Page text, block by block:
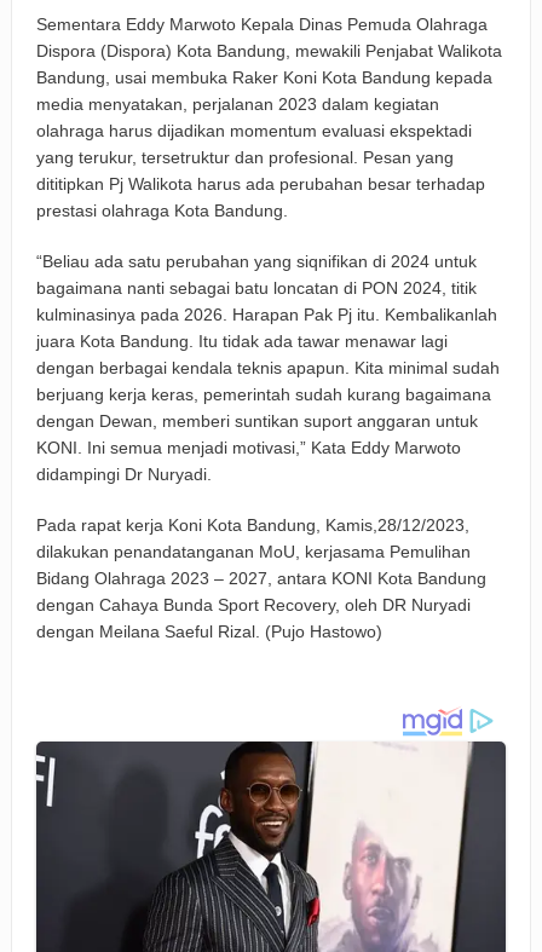
Sementara Eddy Marwoto Kepala Dinas Pemuda Olahraga
Dispora (Dispora) Kota Bandung, mewakili Penjabat Walikota
Bandung, usai membuka Raker Koni Kota Bandung kepada
media menyatakan, perjalanan 2023 dalam kegiatan
olahraga harus dijadikan momentum evaluasi ekspektadi
yang terukur, tersetruktur dan profesional. Pesan yang
dititipkan Pj Walikota harus ada perubahan besar terhadap
prestasi olahraga Kota Bandung.
“Beliau ada satu perubahan yang siqnifikan di 2024 untuk
bagaimana nanti sebagai batu loncatan di PON 2024, titik
kulminasinya pada 2026. Harapan Pak Pj itu. Kembalikanlah
juara Kota Bandung. Itu tidak ada tawar menawar lagi
dengan berbagai kendala teknis apapun. Kita minimal sudah
berjuang kerja keras, pemerintah sudah kurang bagaimana
dengan Dewan, memberi suntikan suport anggaran untuk
KONI. Ini semua menjadi motivasi,” Kata Eddy Marwoto
didampingi Dr Nuryadi.
Pada rapat kerja Koni Kota Bandung, Kamis,28/12/2023,
dilakukan penandatanganan MoU, kerjasama Pemulihan
Bidang Olahraga 2023 – 2027, antara KONI Kota Bandung
dengan Cahaya Bunda Sport Recovery, oleh DR Nuryadi
dengan Meilana Saeful Rizal. (Pujo Hastowo)